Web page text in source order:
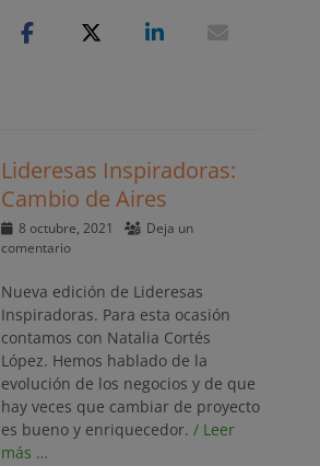
Lideresas Inspiradoras:
Cambio de Aires
Publicado
el
8 octubre, 2021
Deja un
comentario
Nueva edición de Lideresas
Inspiradoras. Para esta ocasión
contamos con Natalia Cortés
López. Hemos hablado de la
evolución de los negocios y de que
hay veces que cambiar de proyecto
es bueno y enriquecedor. / Leer
más …